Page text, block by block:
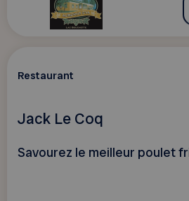
Restaurant
Jack Le Coq
Savourez le meilleur poulet